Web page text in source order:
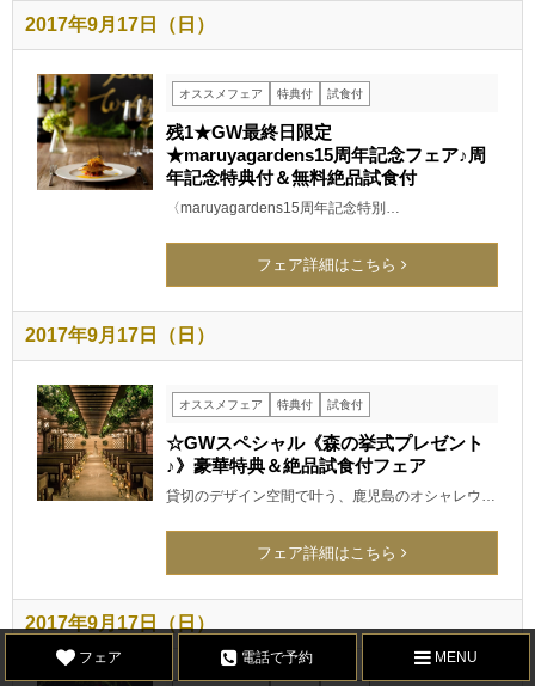
2017年9月17日（日）
オススメフェア 特典付 試食付
残1★GW最終日限定
★maruyagardens15周年記念フェア♪周
年記念特典付＆無料絶品試食付
〈maruyagardens15周年記念特別…
フェア詳細はこちら
2017年9月17日（日）
オススメフェア 特典付 試食付
☆GWスペシャル《森の挙式プレゼント
♪》豪華特典＆絶品試食付フェア
貸切のデザイン空間で叶う、鹿児島のオシャレウ…
フェア詳細はこちら
2017年9月17日（日）
フェア 電話で予約 MENU